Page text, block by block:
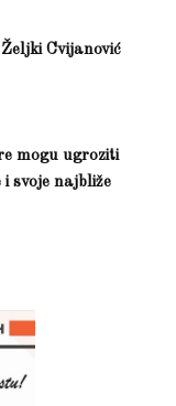
Cvijanović
mogu ugroziti
svoje najbliže